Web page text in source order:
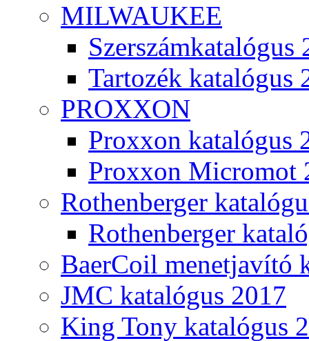
MILWAUKEE
Szerszámkatalógus
Tartozék katalógus
PROXXON
Proxxon katalógus
Proxxon Micromot
Rothenberger
Rothenberger
BaerCoil menetjavító
JMC katalógus 2017
King Tony katalógus